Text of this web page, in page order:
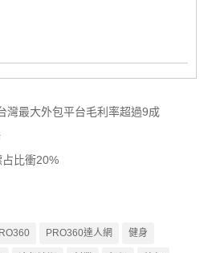
灣最大外包平台毛利率超過9成
比衝20%
PRO360達人網 健身